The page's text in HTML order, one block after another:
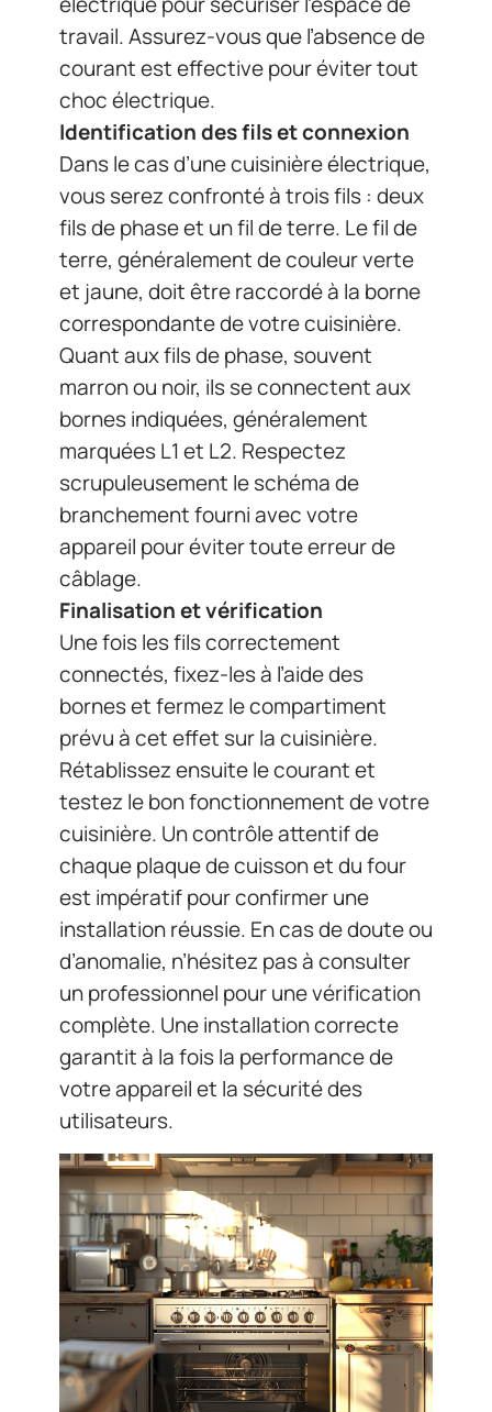
travail. Assurez-vous que l’absence de
courant est effective pour éviter tout
choc électrique.
Identification des fils et connexion
Dans le cas d’une cuisinière électrique,
vous serez confronté à trois fils : deux
fils de phase et un fil de terre. Le fil de
terre, généralement de couleur verte
et jaune, doit être raccordé à la borne
correspondante de votre cuisinière.
Quant aux fils de phase, souvent
marron ou noir, ils se connectent aux
bornes indiquées, généralement
marquées L1 et L2. Respectez
scrupuleusement le schéma de
branchement fourni avec votre
appareil pour éviter toute erreur de
câblage.
Finalisation et vérification
Une fois les fils correctement
connectés, fixez-les à l’aide des
bornes et fermez le compartiment
prévu à cet effet sur la cuisinière.
Rétablissez ensuite le courant et
testez le bon fonctionnement de votre
cuisinière. Un contrôle attentif de
chaque plaque de cuisson et du four
est impératif pour confirmer une
installation réussie. En cas de doute ou
d’anomalie, n’hésitez pas à consulter
un professionnel pour une vérification
complète. Une installation correcte
garantit à la fois la performance de
votre appareil et la sécurité des
utilisateurs.